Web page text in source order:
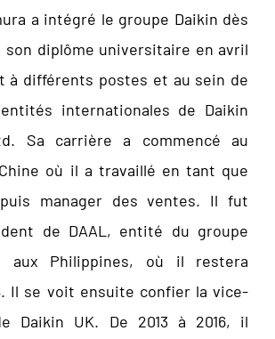
a intégré le groupe Daikin dès
son diplôme universitaire en avril
à différents postes et au sein de
internationales de Daikin
Sa carrière a commencé au
où il a travaillé en tant que
manager des ventes. Il fut
de DAAL, entité du groupe
aux Philippines, où il restera
Il se voit ensuite confier la vice-
Daikin UK. De 2013 à 2016, il